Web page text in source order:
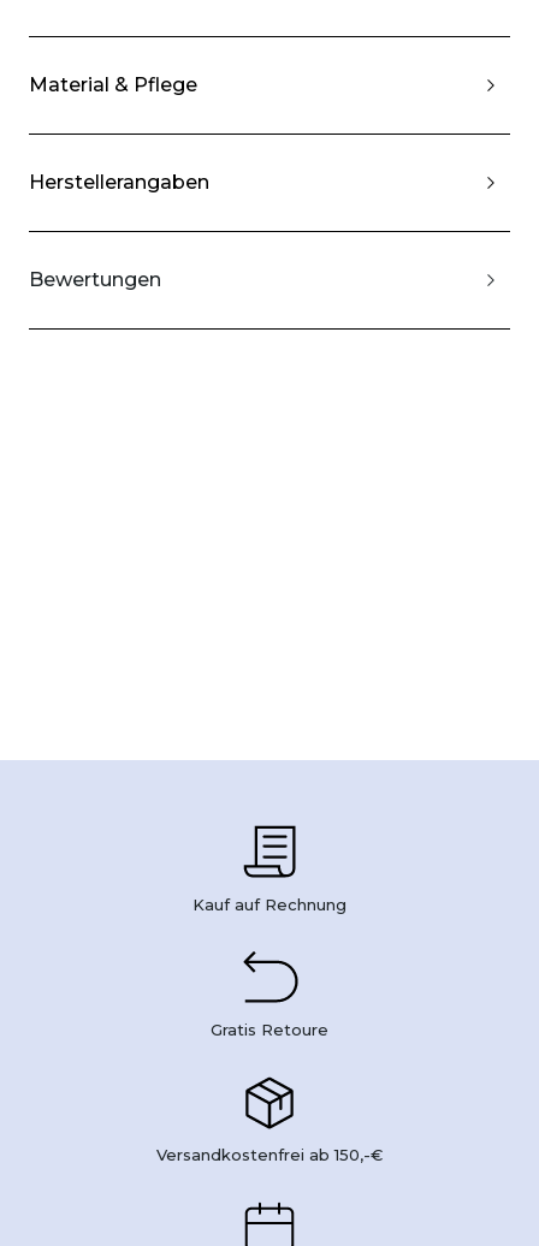
Material & Pflege
Herstellerangaben
Bewertungen
Kauf auf Rechnung
Gratis Retoure
Versandkostenfrei ab 150,-€